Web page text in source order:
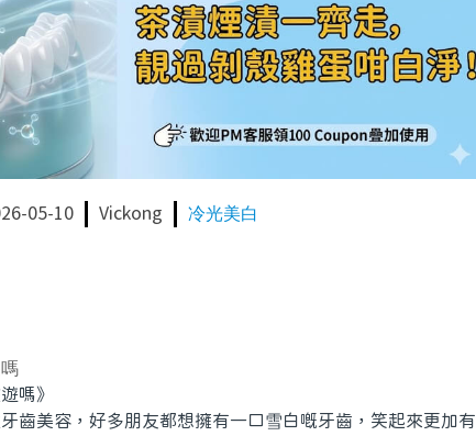
05-10 Vickong 冷光美白
嗎》
美容，好多朋友都想擁有一口雪白嘅牙齒，笑起來更加有